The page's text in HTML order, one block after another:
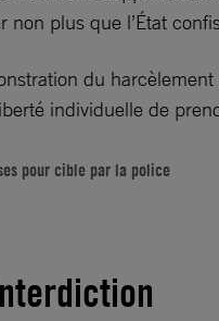
non plus que l’État
du
individuelle de
pour cible par la police